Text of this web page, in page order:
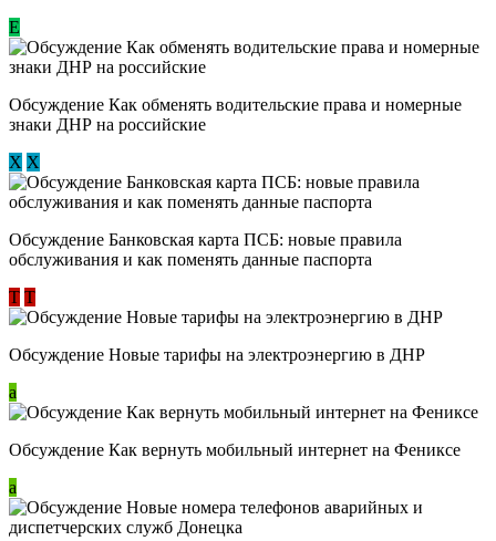
E
Обсуждение ​Как обменять водительские права и номерные
знаки ДНР на российские
Х Х
Обсуждение ​Банковская карта ПСБ: новые правила
обслуживания и как поменять данные паспорта
Т Т
Обсуждение Новые тарифы на электроэнергию в ДНР
a
Обсуждение Как вернуть мобильный интернет на Фениксе
a